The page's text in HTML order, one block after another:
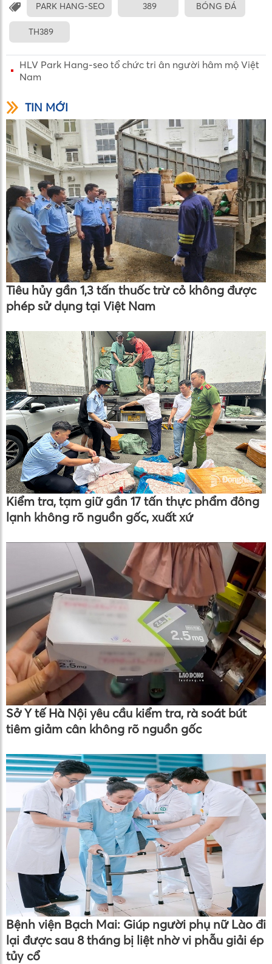
PARK HANG-SEO 389 BÓNG ĐÁ
TH389
HLV Park Hang-seo tổ chức tri ân người hâm mộ Việt
Nam
TIN MỚI
Tiêu hủy gần 1,3 tấn thuốc trừ cỏ không được
phép sử dụng tại Việt Nam
Kiểm tra, tạm giữ gần 17 tấn thực phẩm đông
lạnh không rõ nguồn gốc, xuất xứ
Sở Y tế Hà Nội yêu cầu kiểm tra, rà soát bút
tiêm giảm cân không rõ nguồn gốc
Bệnh viện Bạch Mai: Giúp người phụ nữ Lào đi
lại được sau 8 tháng bị liệt nhờ vi phẫu giải ép
tủy cổ